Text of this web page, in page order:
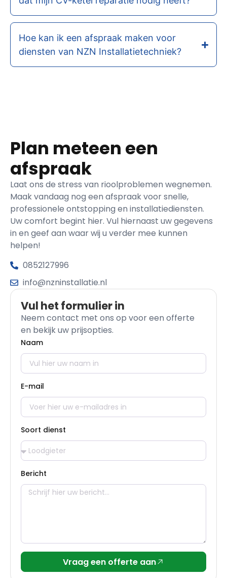
Hoe kan ik een afspraak maken voor
diensten van NZN Installatietechniek?
Plan meteen een
afspraak
Laat ons de stress van rioolproblemen wegnemen.
Maak vandaag nog een afspraak voor snelle,
professionele ontstopping en installatiediensten.
Uw comfort begint hier. Vul hiernaast uw gegevens
in en geef aan waar wij u verder mee kunnen
helpen!
0852127996
info@nzninstallatie.nl
Vul het formulier in
Neem contact met ons op voor een offerte
en bekijk uw prijsopties.
Naam
E-mail
Soort dienst
Bericht
Vraag een offerte aan